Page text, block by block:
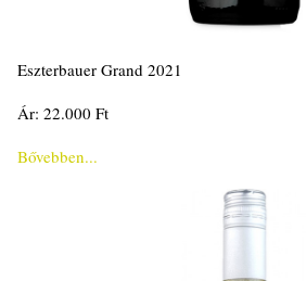
Eszterbauer Grand 2021
Ár: 22.000 Ft
Bővebben...